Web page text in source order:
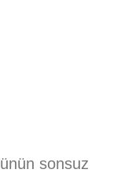
sonsuz